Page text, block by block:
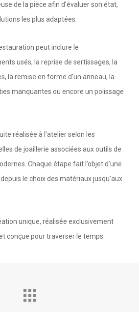
de la pièce afin d’évaluer son état,
les plus adaptées.
peut inclure le
usés, la reprise de sertissages, la
la remise en forme d’un anneau, la
manquantes ou encore un polissage
réalisée à l’atelier selon les
de joaillerie associées aux outils de
Chaque étape fait l’objet d’une
le choix des matériaux jusqu’aux
unique, réalisée exclusivement
conçue pour traverser le temps.